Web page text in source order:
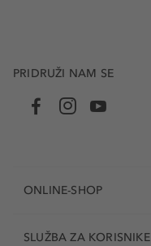
PRIDRUŽI NAM SE
ONLINE-SHOP
SLUŽBA ZA KORISNIKE